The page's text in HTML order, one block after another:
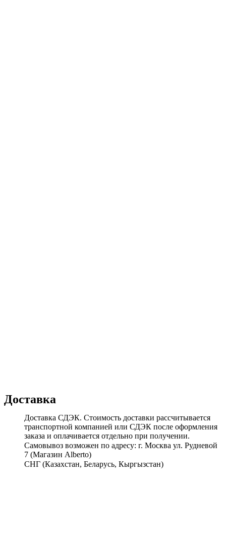
Доставка
Доставка СДЭК. Стоимость доставки рассчитывается
транспортной компанией или СДЭК после оформления
заказа и оплачивается отдельно при получении.
Самовывоз возможен по адресу: г. Москва ул. Рудневой
7 (Магазин Alberto)
СНГ (Казахстан, Беларусь, Кыргызстан)